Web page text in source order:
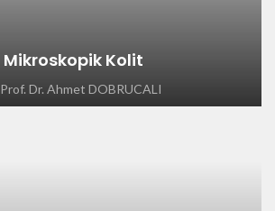
Mikroskopik Kolit
Prof. Dr. Ahmet DOBRUCALI